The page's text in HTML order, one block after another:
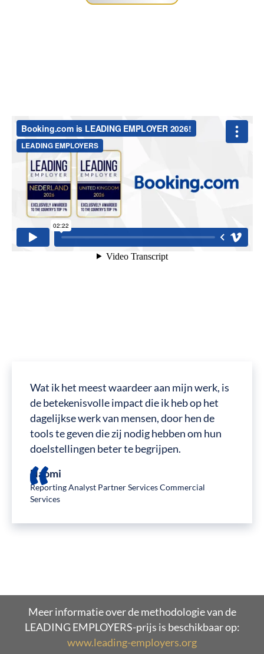
Wat ik het meest waardeer aan mijn werk, is
de betekenisvolle impact die ik heb op het
dagelijkse werk van mensen, door hen de
tools te geven die zij nodig hebben om hun
doelstellingen beter te begrijpen.
Naomi
Reporting Analyst Partner Services Commercial
Services
Meer informatie over de methodologie van de
LEADING EMPLOYERS-prijs is beschikbaar op:
www.leading-employers.org